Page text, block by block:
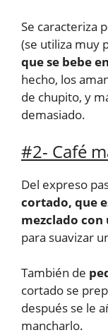
Se caracteriza
(se utiliza muy
que se bebe
hecho, los
de chupito, y
demasiado.
#2- Café
Del expreso
cortado, que
mezclado
para suavizar
También de
cortado se
después se le
mancharlo.